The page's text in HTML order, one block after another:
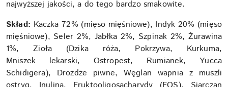
najwyższej jakości, a do tego bardzo smakowite.
Skład: Kaczka 72% (mięso mięśniowe), Indyk 20% (mięso
mięśniowe), Seler 2%, Jabłka 2%, Szpinak 2%, Żurawina
1%, Zioła (Dzika róża, Pokrzywa, Kurkuma,
Mniszek lekarski, Ostropest, Rumianek, Yucca
Schidigera), Drożdże piwne, Węglan wapnia z muszli